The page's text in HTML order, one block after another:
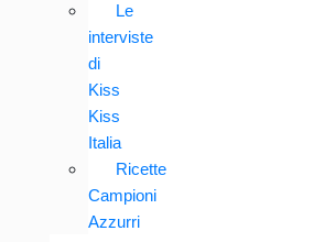
Le
interviste
di
Kiss
Kiss
Italia
Ricette
Campioni
Azzurri